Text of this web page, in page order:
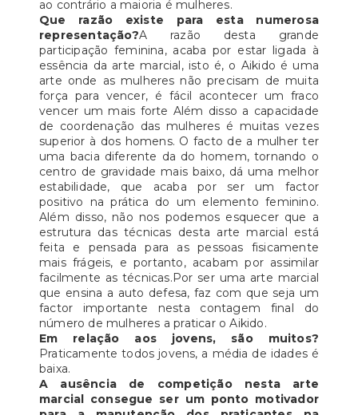
ao contrário a maioria é mulheres.
Que razão existe para esta numerosa
representação?A razão desta grande
participação feminina, acaba por estar ligada à
essência da arte marcial, isto é, o Aikido é uma
arte onde as mulheres não precisam de muita
força para vencer, é fácil acontecer um fraco
vencer um mais forte Além disso a capacidade
de coordenação das mulheres é muitas vezes
superior à dos homens. O facto de a mulher ter
uma bacia diferente da do homem, tornando o
centro de gravidade mais baixo, dá uma melhor
estabilidade, que acaba por ser um factor
positivo na prática do um elemento feminino.
Além disso, não nos podemos esquecer que a
estrutura das técnicas desta arte marcial está
feita e pensada para as pessoas fisicamente
mais frágeis, e portanto, acabam por assimilar
facilmente as técnicas.Por ser uma arte marcial
que ensina a auto defesa, faz com que seja um
factor importante nesta contagem final do
número de mulheres a praticar o Aikido.
Em relação aos jovens, são muitos?
Praticamente todos jovens, a média de idades é
baixa.
A ausência de competição nesta arte
marcial consegue ser um ponto motivador